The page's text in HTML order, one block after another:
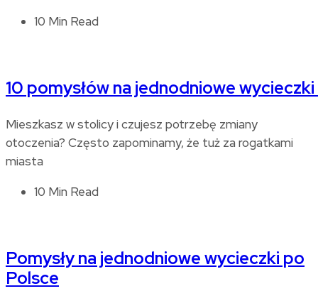
10 Min Read
10 pomysłów na jednodniowe
Mieszkasz w stolicy i czujesz potrzebę zmiany
otoczenia? Często zapominamy, że tuż za rogatkami
miasta
10 Min Read
Pomysły na jednodniowe wycieczki po
Polsce